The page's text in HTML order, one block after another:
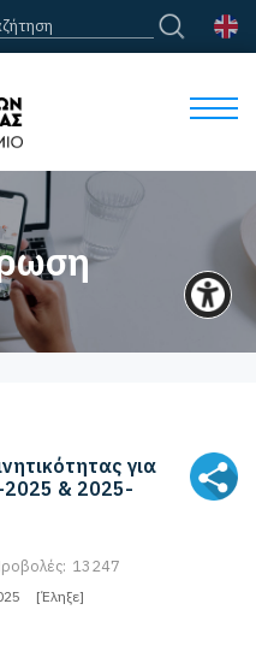
για
2025 & 2025-
13247
[Έληξε]